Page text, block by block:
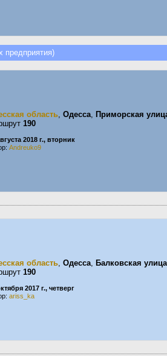
область, Одесса, Приморская
190
2018 г., вторник
Andreuko9
область, Одесса, Балковская
190
2017 г., четверг
ariss_ka